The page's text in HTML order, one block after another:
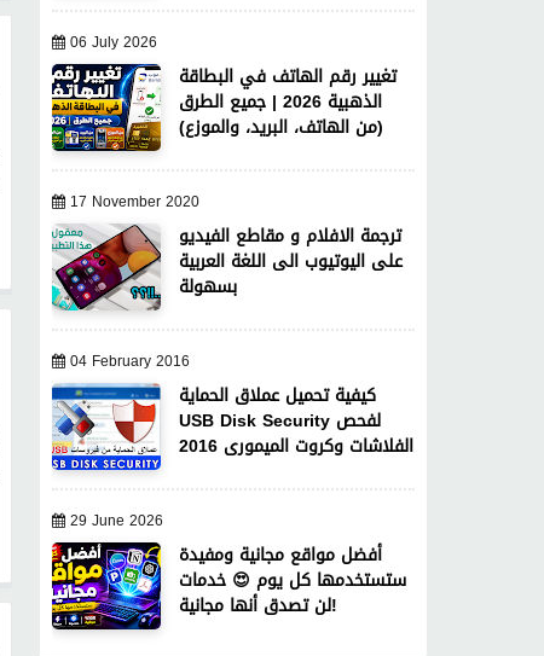
06 July 2026
تغيير رقم الهاتف في البطاقة
الذهبية 2026 | جميع الطرق
(من الهاتف، البريد، والموزع)
17 November 2020
ترجمة الافلام و مقاطع الفيديو
على اليوتيوب الى اللغة العربية
بسهولة
04 February 2016
كيفية تحميل عملاق الحماية
USB Disk Security لفحص
الفلاشات وكروت الميمورى 2016
29 June 2026
أفضل مواقع مجانية ومفيدة
ستستخدمها كل يوم 😍 خدمات
لن تصدق أنها مجانية!